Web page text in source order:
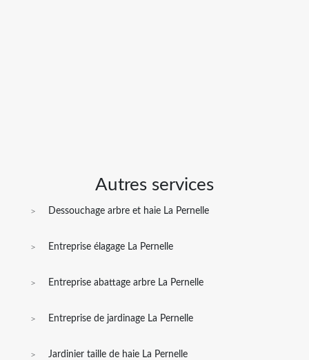
Autres services
Dessouchage arbre et haie La Pernelle
Entreprise élagage La Pernelle
Entreprise abattage arbre La Pernelle
Entreprise de jardinage La Pernelle
Jardinier taille de haie La Pernelle